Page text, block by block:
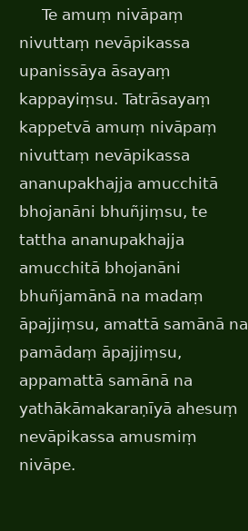
Te amuṃ nivāpaṃ
nivuttaṃ nevāpikassa
upanissāya āsayaṃ
kappayiṃsu. Tatrāsayaṃ
kappetvā amuṃ nivāpaṃ
nivuttaṃ nevāpikassa
ananupakhajja amucchitā
bhojanāni bhuñjiṃsu, te
tattha ananupakhajja
amucchitā bhojanāni
bhuñjamānā na madaṃ
āpajjiṃsu, amattā samānā na
pamādaṃ āpajjiṃsu,
appamattā samānā na
yathākāmakaraṇīyā ahesuṃ
nevāpikassa amusmiṃ
nivāpe.